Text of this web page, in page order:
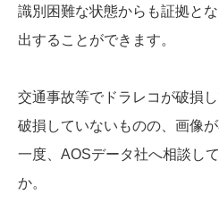
識別困難な状態からも証拠と
出することができます。
交通事故等でドラレコが破損
破損していないものの、画像
一度、AOSデータ社へ相談し
か。